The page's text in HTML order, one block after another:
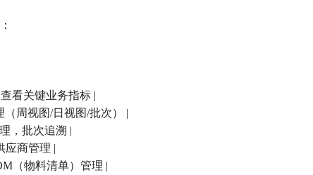
看关键业务指标 |
（周视图/日视图/批次） |
，批次追溯 |
应商管理 |
（物料清单）管理 |